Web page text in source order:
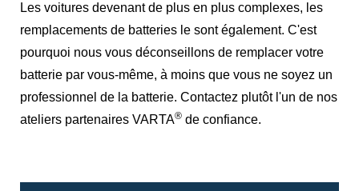
Les voitures devenant de plus en plus complexes, les
remplacements de batteries le sont également. C'est
pourquoi nous vous déconseillons de remplacer votre
batterie par vous-même, à moins que vous ne soyez un
professionnel de la batterie. Contactez plutôt l'un de nos
ateliers partenaires VARTA® de confiance.